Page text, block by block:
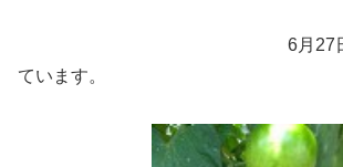
6月27日 順調
ています。